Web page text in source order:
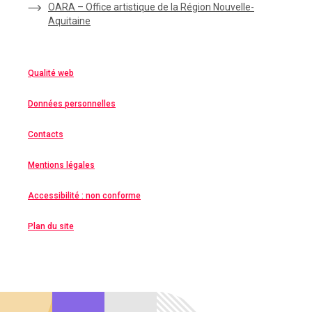
OARA – Office artistique de la Région Nouvelle-
Aquitaine
Qualité web
Données personnelles
Contacts
Mentions légales
Accessibilité : non conforme
Plan du site